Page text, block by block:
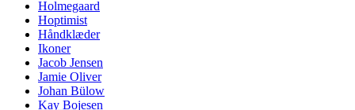
Holmegaard
Hoptimist
Håndklæder
Ikoner
Jacob Jensen
Jamie Oliver
Johan Bülow
Kay Bojesen